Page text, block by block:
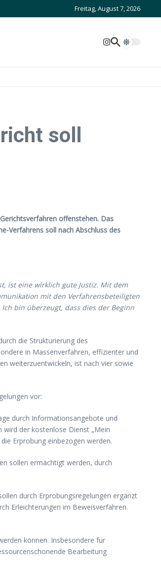
Freitag, August 7, 2026
soll
offenstehen. Das
Verfahrens soll nach Abschluss des
ist eine wirklich gute Justiz. Mit dem
mit den Verfahrensbeteiligten
bin überzeugt, dass dies der Beginn
die Strukturierung des
in Massenverfahren, effizienter und
weiterzuentwickeln, ist nach vier sowie
vor:
durch Informationsangebote und
wird der kostenlose Dienst „Mein
Erprobung einbezogen werden.
sollen ermächtigt werden, durch
durch Erprobungsregelungen ergänzt
Erleichterungen im Beweisverfahren.
können. Insbesondere für
Bearbeitung